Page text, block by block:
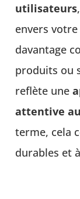
utilisateurs
envers
davantage
produits ou
reflète une
attentive
terme, cela
durables et